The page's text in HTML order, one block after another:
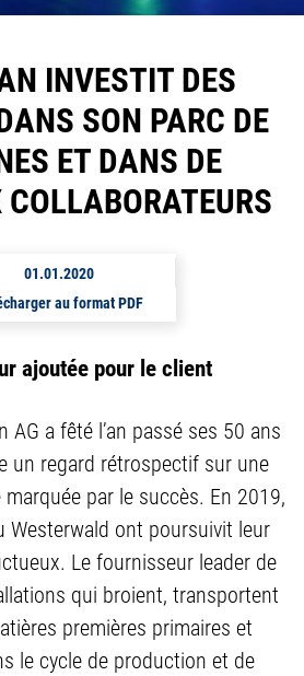
INVESTIT DES
SON PARC DE
ET DANS DE
01.01.2020
au format PDF
ajoutée pour le client
AG a fêté l’an passé ses 50 ans
un regard rétrospectif sur une
marquée par le succès. En 2019,
Westerwald ont poursuivit leur
Le fournisseur leader de
qui broient, transportent
premières primaires et
le cycle de production et de